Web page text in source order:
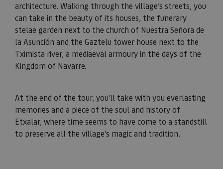
architecture. Walking through the village’s streets, you
can take in the beauty of its houses, the funerary
stelae garden next to the church of Nuestra Señora de
la Asunción and the Gaztelu tower house next to the
Tximista river, a mediaeval armoury in the days of the
Kingdom of Navarre.
​​​​​​​At the end of the tour, you'll take with you everlasting
memories and a piece of the soul and history of
Etxalar, where time seems to have come to a standstill
to preserve all the village’s magic and tradition.